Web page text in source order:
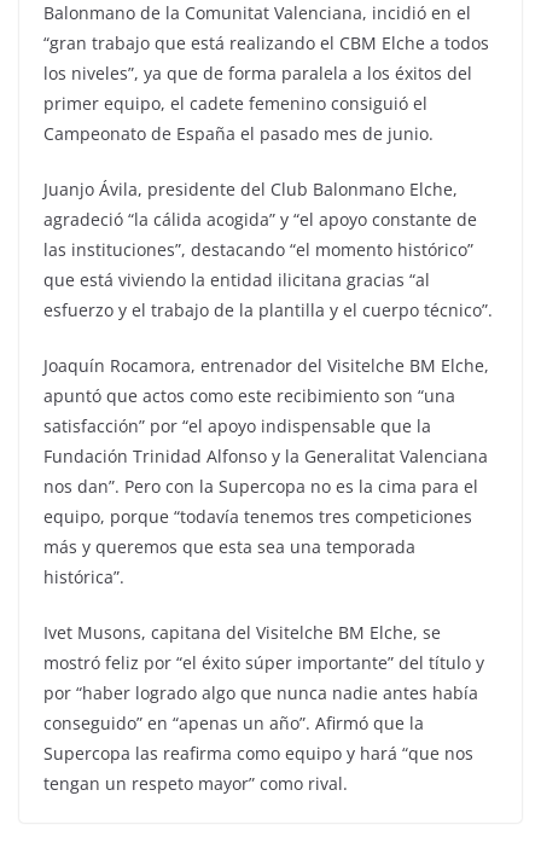
Balonmano de la Comunitat Valenciana, incidió en el
“gran trabajo que está realizando el CBM Elche a todos
los niveles”, ya que de forma paralela a los éxitos del
primer equipo, el cadete femenino consiguió el
Campeonato de España el pasado mes de junio.
Juanjo Ávila, presidente del Club Balonmano Elche,
agradeció “la cálida acogida” y “el apoyo constante de
las instituciones”, destacando “el momento histórico”
que está viviendo la entidad ilicitana gracias “al
esfuerzo y el trabajo de la plantilla y el cuerpo técnico”.
Joaquín Rocamora, entrenador del Visitelche BM Elche,
apuntó que actos como este recibimiento son “una
satisfacción” por “el apoyo indispensable que la
Fundación Trinidad Alfonso y la Generalitat Valenciana
nos dan”. Pero con la Supercopa no es la cima para el
equipo, porque “todavía tenemos tres competiciones
más y queremos que esta sea una temporada
histórica”.
Ivet Musons, capitana del Visitelche BM Elche, se
mostró feliz por “el éxito súper importante” del título y
por “haber logrado algo que nunca nadie antes había
conseguido” en “apenas un año”. Afirmó que la
Supercopa las reafirma como equipo y hará “que nos
tengan un respeto mayor” como rival.